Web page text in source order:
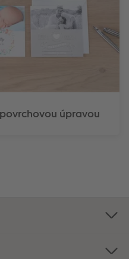
povrchovou úpravou